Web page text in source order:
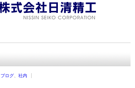
ブログ、 社内